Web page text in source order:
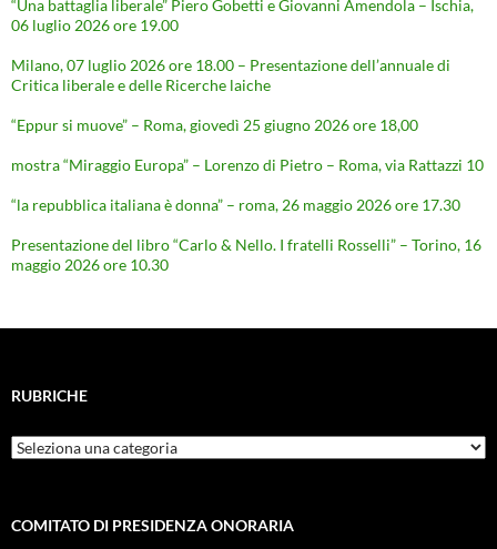
“Una battaglia liberale” Piero Gobetti e Giovanni Amendola – Ischia,
06 luglio 2026 ore 19.00
Milano, 07 luglio 2026 ore 18.00 – Presentazione dell’annuale di
Critica liberale e delle Ricerche laiche
“Eppur si muove” – Roma, giovedì 25 giugno 2026 ore 18,00
mostra “Miraggio Europa” – Lorenzo di Pietro – Roma, via Rattazzi 10
“la repubblica italiana è donna” – roma, 26 maggio 2026 ore 17.30
Presentazione del libro “Carlo & Nello. I fratelli Rosselli” – Torino, 16
maggio 2026 ore 10.30
RUBRICHE
Rubriche
COMITATO DI PRESIDENZA ONORARIA